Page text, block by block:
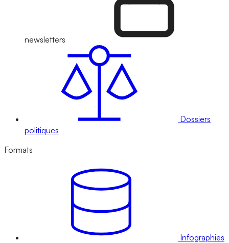
newsletters
Dossiers
politiques
Formats
Infographies